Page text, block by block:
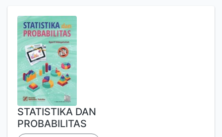
STATISTIKA DAN
PROBABILITAS